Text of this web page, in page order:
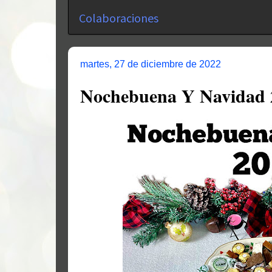
Colaboraciones
martes, 27 de diciembre de 2022
Nochebuena Y Navidad